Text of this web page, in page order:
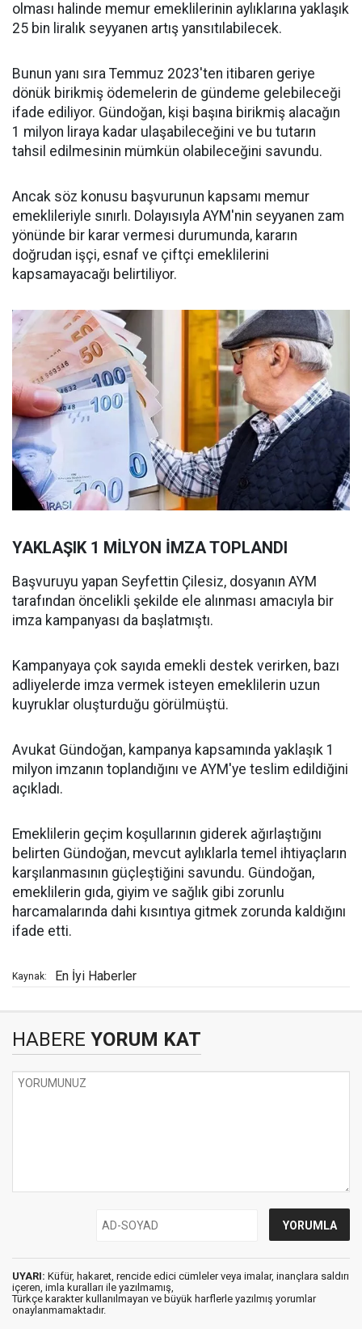
olması halinde memur emeklilerinin aylıklarına yaklaşık
25 bin liralık seyyanen artış yansıtılabilecek.
Bunun yanı sıra Temmuz 2023'ten itibaren geriye
dönük birikmiş ödemelerin de gündeme gelebileceği
ifade ediliyor. Gündoğan, kişi başına birikmiş alacağın
1 milyon liraya kadar ulaşabileceğini ve bu tutarın
tahsil edilmesinin mümkün olabileceğini savundu.
Ancak söz konusu başvurunun kapsamı memur
emeklileriyle sınırlı. Dolayısıyla AYM'nin seyyanen zam
yönünde bir karar vermesi durumunda, kararın
doğrudan işçi, esnaf ve çiftçi emeklilerini
kapsamayacağı belirtiliyor.
YAKLAŞIK 1 MİLYON İMZA TOPLANDI
Başvuruyu yapan Seyfettin Çilesiz, dosyanın AYM
tarafından öncelikli şekilde ele alınması amacıyla bir
imza kampanyası da başlatmıştı.
Kampanyaya çok sayıda emekli destek verirken, bazı
adliyelerde imza vermek isteyen emeklilerin uzun
kuyruklar oluşturduğu görülmüştü.
Avukat Gündoğan, kampanya kapsamında yaklaşık 1
milyon imzanın toplandığını ve AYM'ye teslim edildiğini
açıkladı.
Emeklilerin geçim koşullarının giderek ağırlaştığını
belirten Gündoğan, mevcut aylıklarla temel ihtiyaçların
karşılanmasının güçleştiğini savundu. Gündoğan,
emeklilerin gıda, giyim ve sağlık gibi zorunlu
harcamalarında dahi kısıntıya gitmek zorunda kaldığını
ifade etti.
Kaynak: En İyi Haberler
HABERE YORUM KAT
UYARI: Küfür, hakaret, rencide edici cümleler veya imalar, inançlara saldırı
içeren, imla kuralları ile yazılmamış,
Türkçe karakter kullanılmayan ve büyük harflerle yazılmış yorumlar
onaylanmamaktadır.